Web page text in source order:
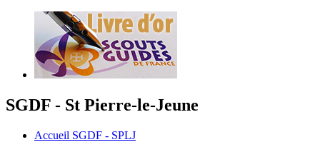
SGDF - St Pierre-le-Jeune
Accueil SGDF - SPLJ